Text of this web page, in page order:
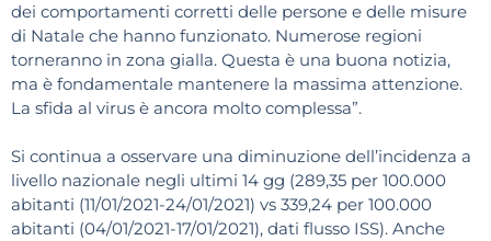
dei comportamenti corretti delle persone e delle misure
di Natale che hanno funzionato. Numerose regioni
torneranno in zona gialla. Questa è una buona notizia,
ma è fondamentale mantenere la massima attenzione.
La sfida al virus è ancora molto complessa”.
Si continua a osservare una diminuzione dell’incidenza a
livello nazionale negli ultimi 14 gg (289,35 per 100.000
abitanti (11/01/2021-24/01/2021) vs 339,24 per 100.000
abitanti (04/01/2021-17/01/2021), dati flusso ISS). Anche